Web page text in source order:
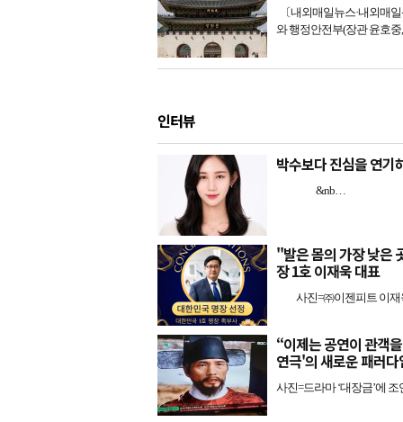
〔내외매일뉴스·내외매
와 행정안전부(장관 윤호
인터뷰
박수보다 진심을 연
&nb…
"발은 몸의 가장 낮은
장 1호 이재욱 대표
사진=㈜이젠피트 이재
“이제는 공연이 관객
연극'의 새로운 패러다
사진=드라마 ‘대장금’에